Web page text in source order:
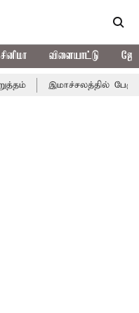
சினிமா விளையாட்டு
இமாச்சலத்தில் பேருந்து